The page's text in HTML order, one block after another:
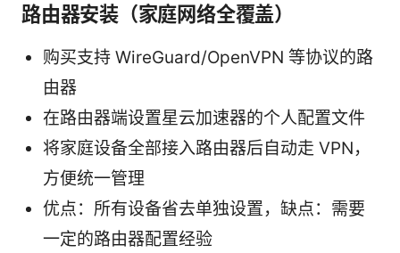
路由器安装（家庭网络全覆盖）
购买支持 WireGuard/OpenVPN 等协议的路
由器
在路由器端设置星云加速器的个人配置文件
将家庭设备全部接入路由器后自动走 VPN，
方便统一管理
优点：所有设备省去单独设置，缺点：需要
一定的路由器配置经验